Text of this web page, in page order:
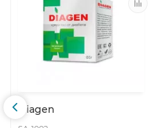
Diagen